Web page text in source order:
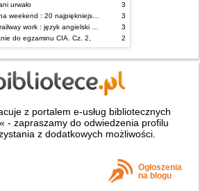
urwało
3
Pociągiem na weekend : 20 najpiękniejszych tras kolejowych w Polsce
3
English for railway work : język angielski dla kolejarzy - podręcznik dla zaawansowanych
3
do egzaminu CIA. Cz. 2,
2
z portalem e-usług bibliotecznych
« - zapraszamy do odwiedzenia profilu
z dodatkowych możliwości.
Ogłoszenia
na blogu